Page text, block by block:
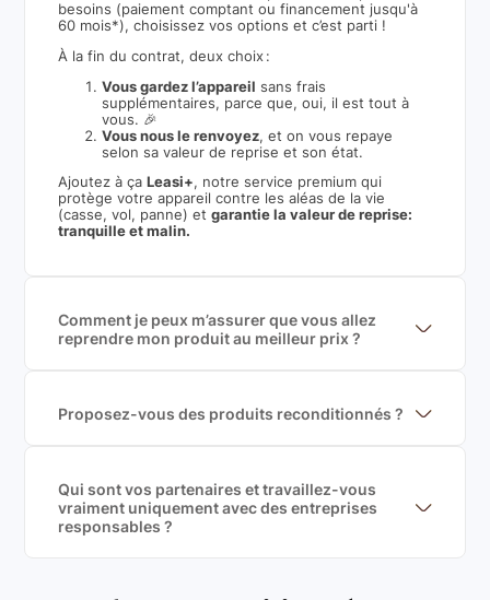
besoins (paiement comptant ou financement jusqu'à
60 mois*), choisissez vos options et c’est parti !
À la fin du contrat, deux choix :
Vous gardez l’appareil sans frais
supplémentaires, parce que, oui, il est tout à
vous. 🎉
Vous nous le renvoyez, et on vous repaye
selon sa valeur de reprise et son état.
Ajoutez à ça Leasi+, notre service premium qui
protège votre appareil contre les aléas de la vie
(casse, vol, panne) etgarantie la valeur de reprise:
tranquille et malin.
Comment je peux m’assurer que vous allez
reprendre mon produit au meilleur prix ?
garantir le meilleur prix de rachat. De plus, nous
sommes rémunéré à la commission sur la valeur de
Proposez-vous des produits reconditionnés ?
produits officiels de grandes marques et du
reconditionné de haute qualité
Qui sont vos partenaires et travaillez-vous
vraiment uniquement avec des entreprises
responsables ?